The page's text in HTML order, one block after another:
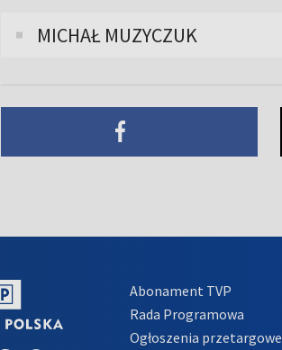
MICHAŁ MUZYCZUK
Abonament TVP
Rada Programowa
Ogłoszenia przetargowe